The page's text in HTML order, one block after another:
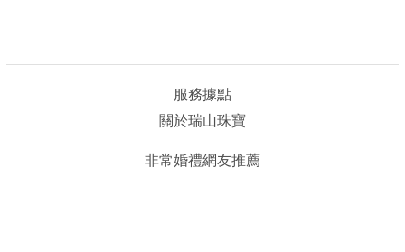
服務據點
關於瑞山珠寶
非常婚禮網友推薦